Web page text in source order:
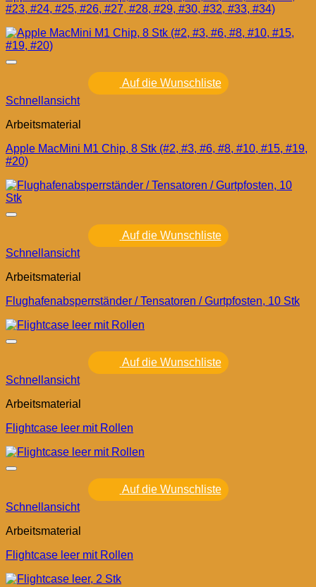
#23, #24, #25, #26, #27, #28, #29, #30, #32, #33, #34)
Auf die Wunschliste
Schnellansicht
Arbeitsmaterial
Apple MacMini M1 Chip, 8 Stk (#2, #3, #6, #8, #10, #15, #19,
#20)
Auf die Wunschliste
Schnellansicht
Arbeitsmaterial
Flughafenabsperrständer / Tensatoren / Gurtpfosten, 10 Stk
Auf die Wunschliste
Schnellansicht
Arbeitsmaterial
Flightcase leer mit Rollen
Auf die Wunschliste
Schnellansicht
Arbeitsmaterial
Flightcase leer mit Rollen